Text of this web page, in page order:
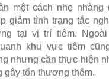
một cách nhẹ
giảm tình trạng tắc
tại vị trí tiêm. Ngoài
khu vực tiêm
nhưng cần thực hiện
gây tổn thương thêm.